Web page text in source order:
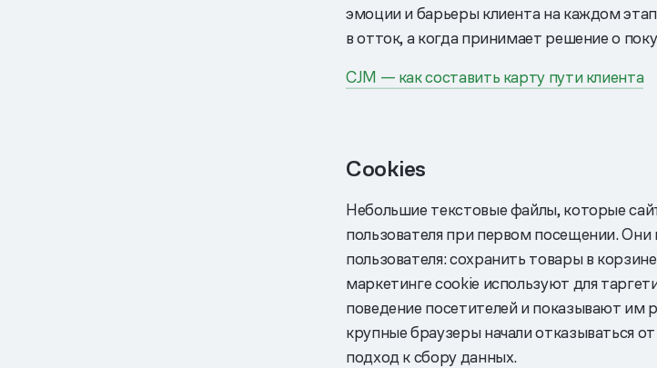
эмоции и барьеры клиента на каждом
в отток, а когда принимает решение о
CJM — как составить карту пути клиента
Cookies
Небольшие текстовые файлы, которые
пользователя при первом посещении.
пользователя: сохранить товары в
маркетинге cookie используют для
поведение посетителей и показывают им
крупные браузеры начали отказываться
подход к сбору данных.